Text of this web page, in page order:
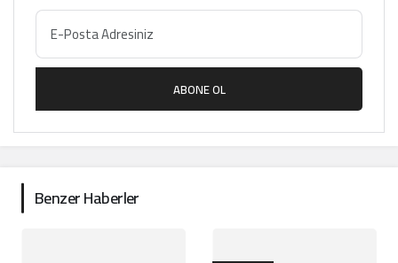
ABONE OL
Benzer Haberler